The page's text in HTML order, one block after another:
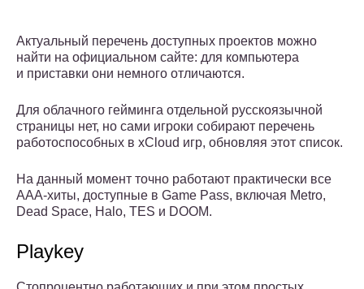
Актуальный перечень доступных проектов можно
найти на официальном сайте: для компьютера
и приставки они немного отличаются.
Для облачного гейминга отдельной русскоязычной
страницы нет, но сами игроки собирают перечень
работоспособных в xCloud игр, обновляя этот список.
На данный момент точно работают практически все
ААА-хиты, доступные в Game Pass, включая Metro,
Dead Space, Halo, TES и DOOM.
Playkey